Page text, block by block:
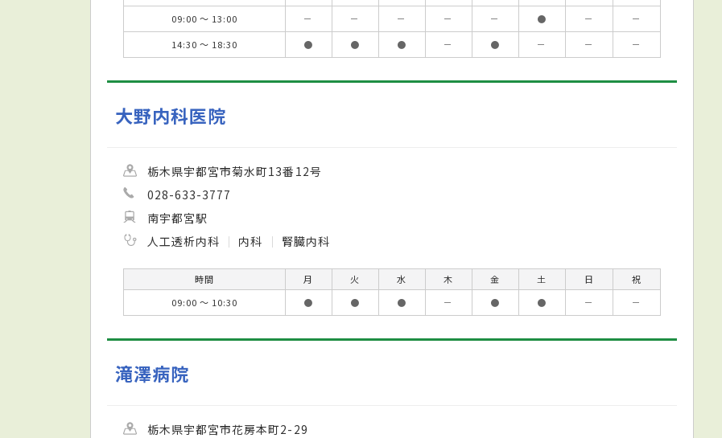
09:00 ～ 13:00
－ － － － － ● －
－
14:30 ～ 18:30
● ● ● － ● － － －
大野内科医院
栃木県宇都宮市菊水町13番12号
028-633-3777
南宇都宮駅
人工透析内科
内科 腎臓内科
時間 月 火 水 木 金 土 日
祝
09:00 ～ 10:30
● ● ● － ● ● － －
滝澤病院
栃木県宇都宮市花房本町2-29